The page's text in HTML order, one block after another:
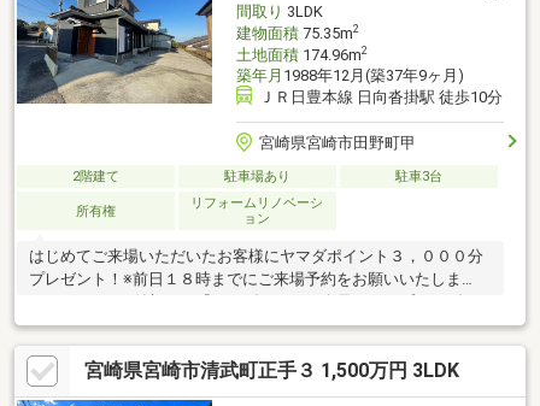
間取り 3LDK
建物面積75.35m2
土地面積174.96m2
築年月 1988年12月(築37年9ヶ月)
ＪＲ日豊本線 日向沓掛駅 徒歩10分
宮崎県宮崎市田野町甲
2階建て 駐車場あり 駐車3台
所有権
リフォームリノベーシ
ョン
はじめてご来場いただいたお客様にヤマダポイント３，０００分
プレゼント！※前日１８時までにご来場予約をお願いいたしま
ンロードいただき、会員登録が必要です。◆おすすめポイント◆
〇リノベーション工事済！水回りも新品に交換。すぐに新生活を
始められます。〇売主負担による瑕疵保険加入で安心！〇住宅ロ
ーン控除対象物件です。〇シロアリ防除工事済！〇当社設計のプ
宮崎県宮崎市清武町正手３ 1,500万円 3LDK